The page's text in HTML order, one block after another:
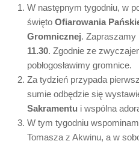
W następnym tygodniu, w
święto Ofiarowania
Gromnicznej. Zapraszamy
11.30. Zgodnie ze
pobłogosławimy gromnice.
Za tydzień przypada
sumie odbędzie się
Sakramentu i wspólna
W tym tygodniu
Tomasza z Akwinu, a w